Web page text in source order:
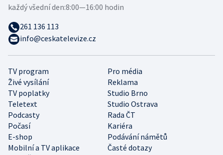
TV program
Pro média
Živé vysílání
Reklama
TV poplatky
Studio Brno
Teletext
Studio Ostrava
Podcasty
Rada ČT
Počasí
Kariéra
E-shop
Podávání námětů
Mobilní a TV aplikace
Časté dotazy
každý všední den:8:00—16:00 hodin
261 136 113
info@ceskatelevize.cz